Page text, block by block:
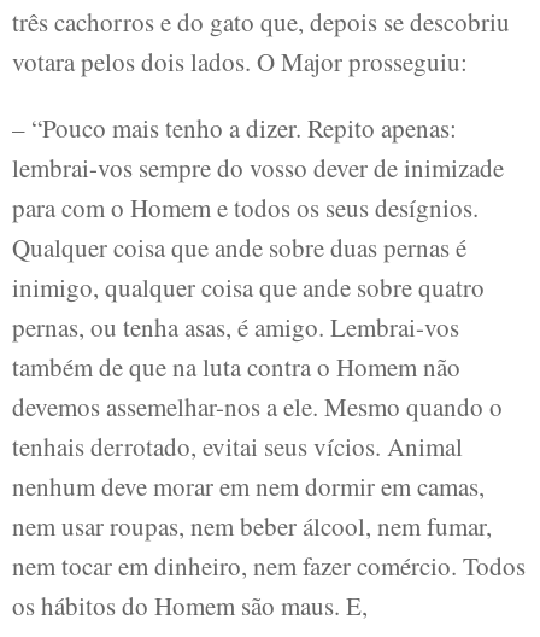
três cachorros e do gato que, depois se descobriu
votara pelos dois lados. O Major prosseguiu:
– “Pouco mais tenho a dizer. Repito apenas:
lembrai-vos sempre do vosso dever de inimizade
para com o Homem e todos os seus desígnios.
Qualquer coisa que ande sobre duas pernas é
inimigo, qualquer coisa que ande sobre quatro
pernas, ou tenha asas, é amigo. Lembrai-vos
também de que na luta contra o Homem não
devemos assemelhar-nos a ele. Mesmo quando o
tenhais derrotado, evitai seus vícios. Animal
nenhum deve morar em nem dormir em camas,
nem usar roupas, nem beber álcool, nem fumar,
nem tocar em dinheiro, nem fazer comércio. Todos
os hábitos do Homem são maus. E,